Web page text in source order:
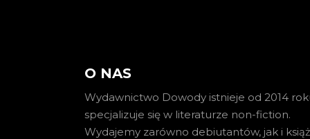
O NAS
Wydawnictwo Dowody istnieje od 2014
specjalizuje się w literaturze non-fiction.
Wydajemy zarówno debiutantów, jak i